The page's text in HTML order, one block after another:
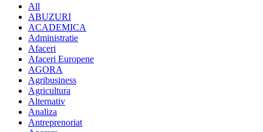
All
ABUZURI
ACADEMICA
Administratie
Afaceri
Afaceri Europene
AGORA
Agribusiness
Agricultura
Alternativ
Analiza
Antreprenoriat